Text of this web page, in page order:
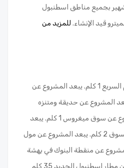
بجميع مناطق اسطنبول
قيد الإنشاء. للمزيد من
يبعد المشروع عن طريق التيم السريع 1 كلم. يبعد المشروع عن
500 متر. يبعد المشروع عن حديقة ومتنزه
غوليت 300 متر. يبعد المشروع عن سوق ميغروس 1 كلم. يبعد
المشروع عن مركز برستيج للتسوق 2 كلم. يبعد المشروع عن مول
يبعد المشروع عن منقطة البنوك في بهشة
شهير 2 كلم. يبعد المشروع عن مطار اسطنبول الجديد 35 كلم